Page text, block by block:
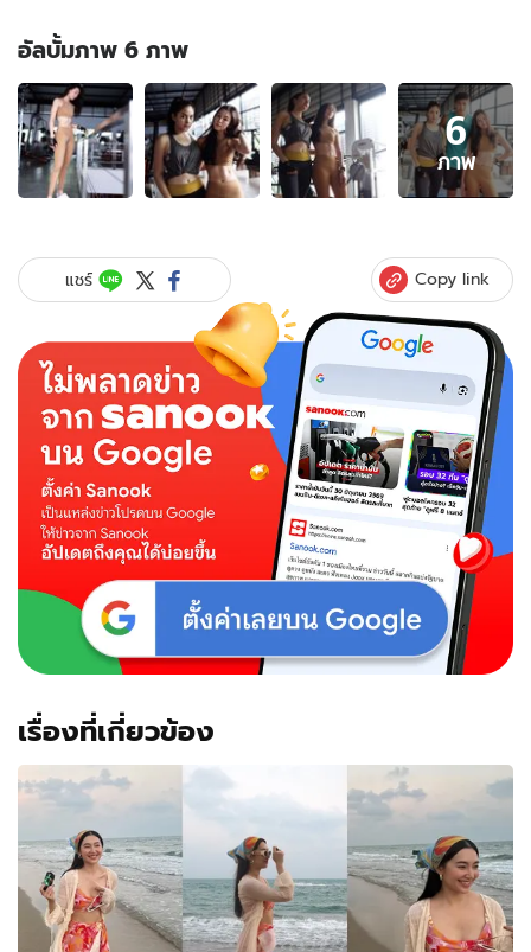
อัลบั้มภาพ 6 ภาพ
อัลบั้ม
ภาพ
6
ภาพ
ของ
กับ
ชุด
กำลัง
กาย
เนื้อ
เซ็กซี่
มาก
6
ภาพ
แชร์ Copy link
เรื่องที่เกี่ยวข้อง